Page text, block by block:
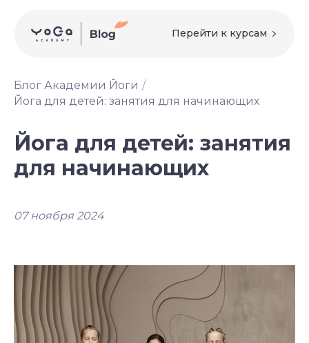
Перейти к курсам
Блог Академии Йоги /
Йога для детей: занятия для начинающих
Йога для детей: занятия
для начинающих
07 ноября 2024